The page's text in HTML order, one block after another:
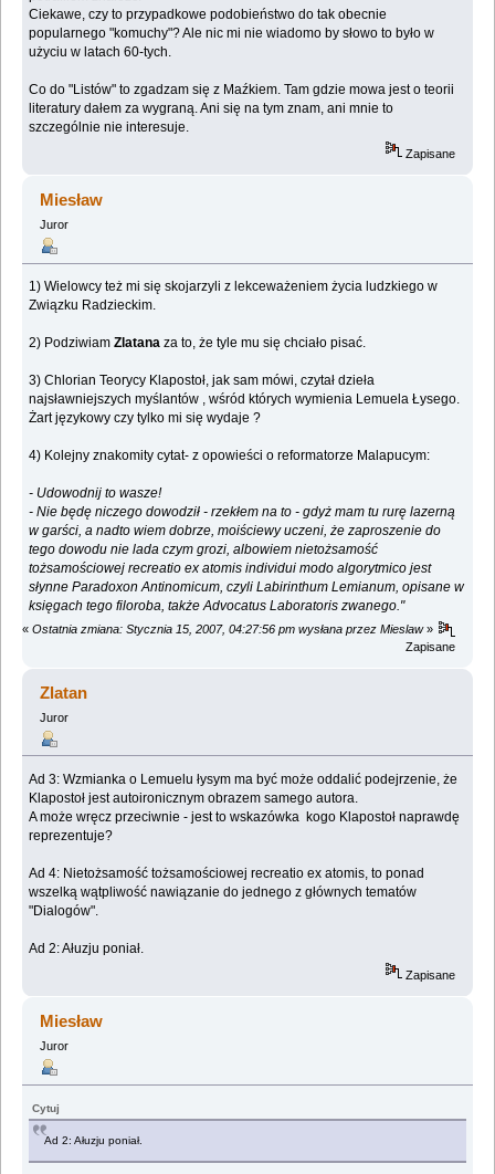
Ciekawe, czy to przypadkowe podobieństwo do tak obecnie
popularnego "komuchy"? Ale nic mi nie wiadomo by słowo to było w
użyciu w latach 60-tych.
Co do "Listów" to zgadzam się z Maźkiem. Tam gdzie mowa jest o teorii
literatury dałem za wygraną. Ani się na tym znam, ani mnie to
szczególnie nie interesuje.
Zapisane
Miesław
Juror
1) Wielowcy też mi się skojarzyli z lekceważeniem życia ludzkiego w
Związku Radzieckim.
2) PodziwiamZlatana za to, że tyle mu się chciało pisać.
3) Chlorian Teorycy Klapostoł, jak sam mówi, czytał dzieła
najsławniejszych myślantów , wśród których wymienia Lemuela Łysego.
Żart językowy czy tylko mi się wydaje ?
4) Kolejny znakomity cytat- z opowieści o reformatorze Malapucym:
- Udowodnij to wasze!
- Nie będę niczego dowodził - rzekłem na to - gdyż mam tu rurę lazerną
w garści, a nadto wiem dobrze, moiściewy uczeni, że zaproszenie do
tego dowodu nie lada czym grozi, albowiem nietożsamość
tożsamościowej recreatio ex atomis individui modo algorytmico jest
słynne Paradoxon Antinomicum, czyli Labirinthum Lemianum, opisane w
księgach tego filoroba, także Advocatus Laboratoris zwanego."
« Ostatnia zmiana: Stycznia 15, 2007, 04:27:56 pm wysłana przez Mieslaw»
Zapisane
Zlatan
Juror
Ad 3: Wzmianka o Lemuelu łysym ma być może oddalić podejrzenie, że
Klapostoł jest autoironicznym obrazem samego autora.
A może wręcz przeciwnie - jest to wskazówka kogo Klapostoł naprawdę
reprezentuje?
Ad 4: Nietożsamość tożsamościowej recreatio ex atomis, to ponad
wszelką wątpliwość nawiązanie do jednego z głównych tematów
"Dialogów".
Ad 2: Ałuzju poniał.
Zapisane
Miesław
Juror
Cytuj
Ad 2: Ałuzju poniał.